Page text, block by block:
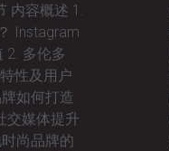
内容概述 1.
Instagram
2. 多伦多
性及用户
如何打造
交媒体提升
尚品牌的